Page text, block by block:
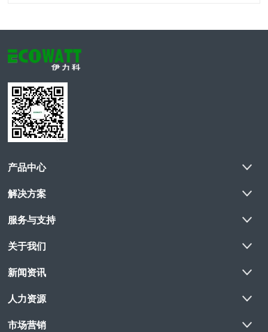
产品中心
解决方案
服务与支持
关于我们
新闻资讯
人力资源
市场营销